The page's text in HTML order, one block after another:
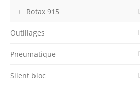
Rotax 915
Outillages
Pneumatique
Silent bloc